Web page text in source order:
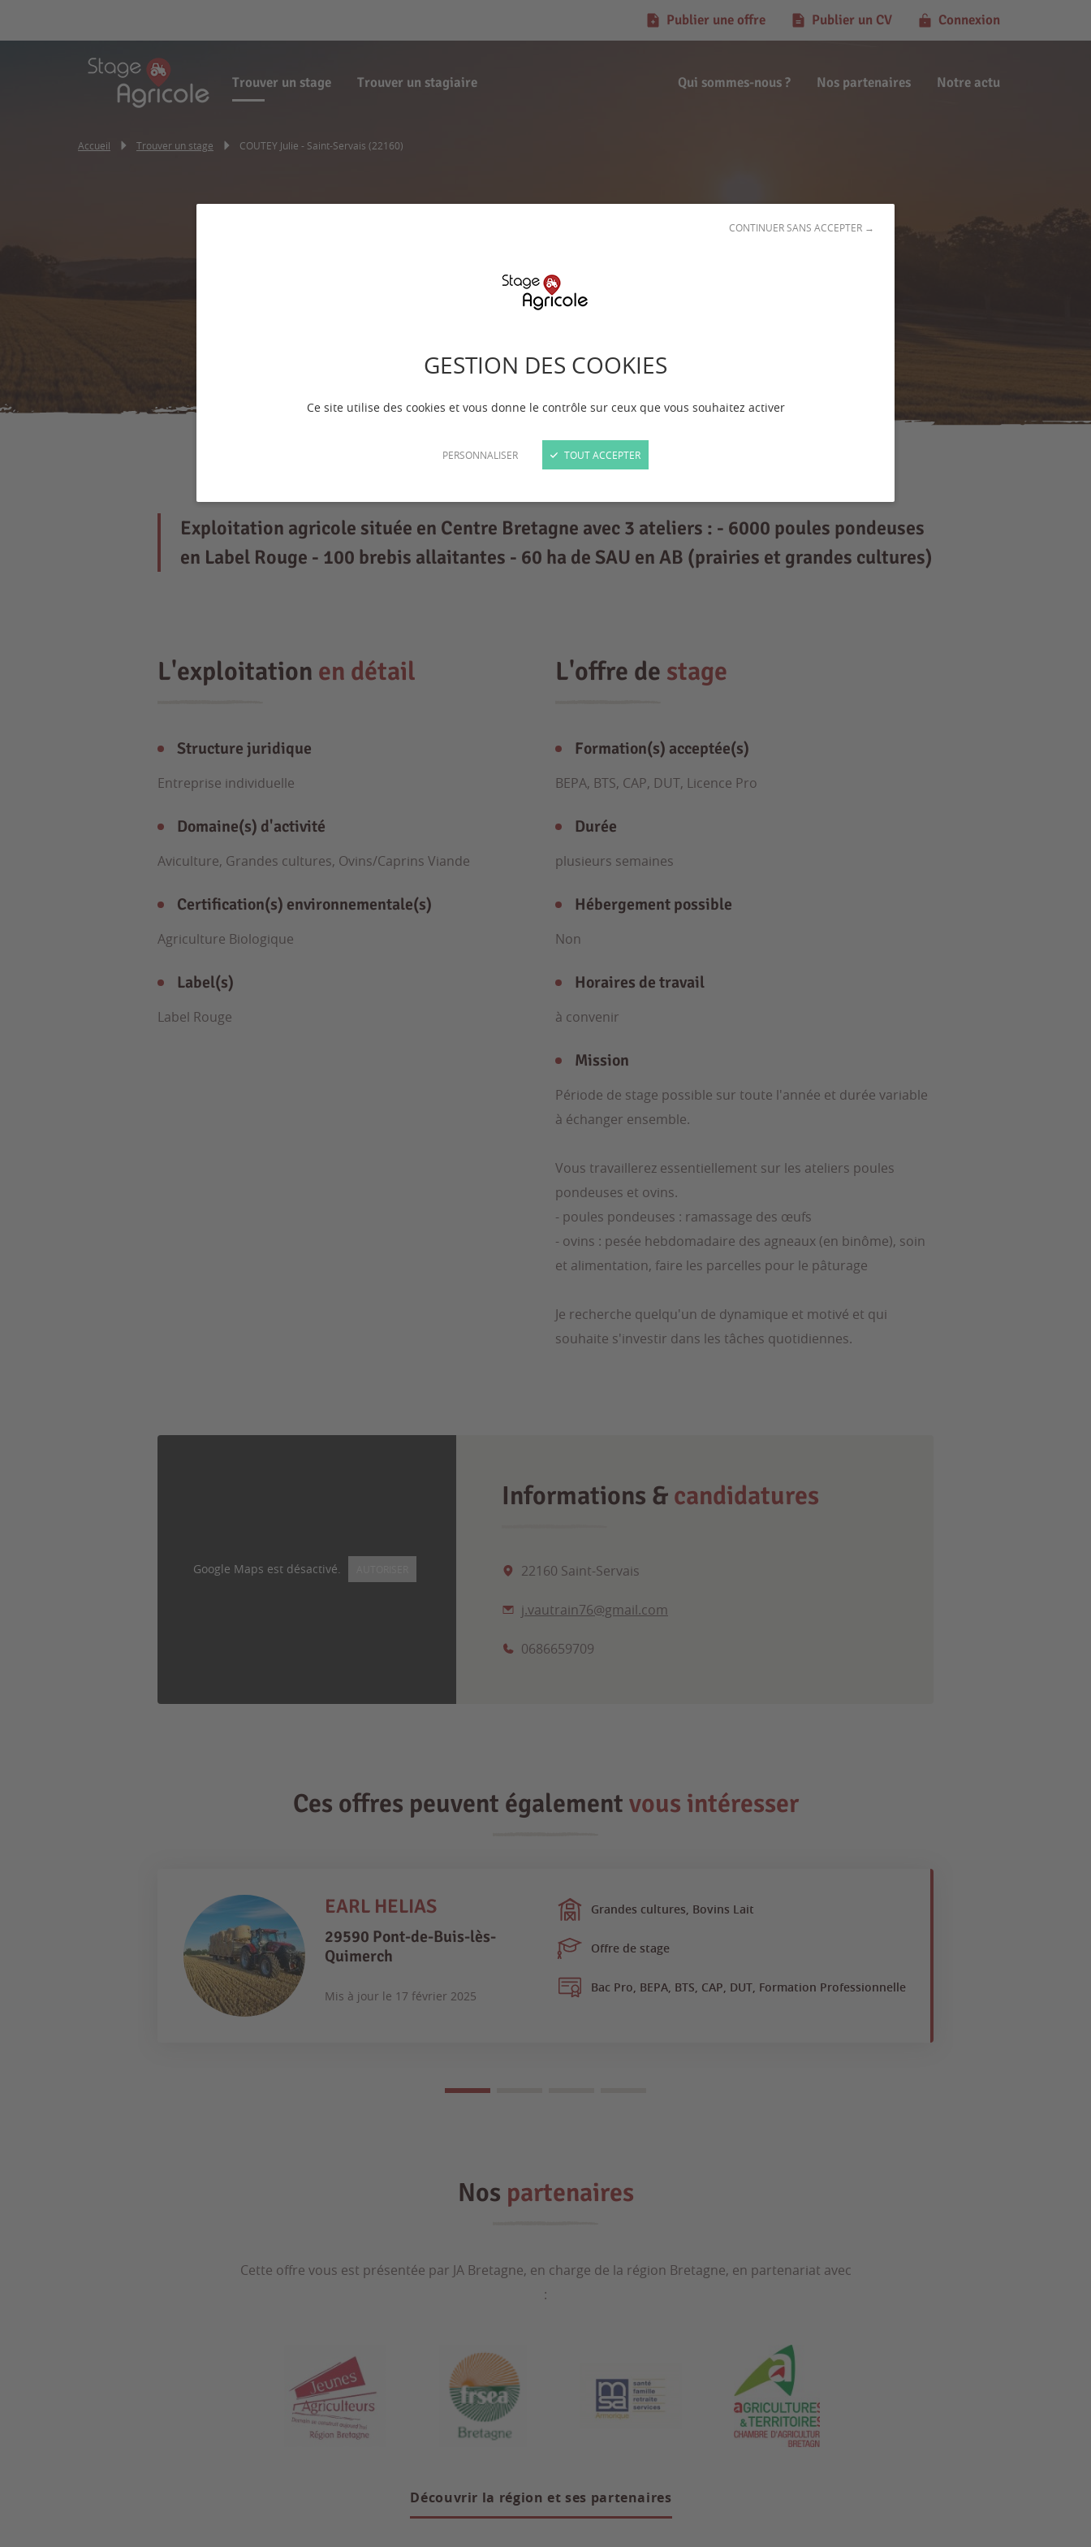
GESTION DES COOKIES
Ce site utilise des cookies et vous donne le contrôle sur ceux que vous souhaitez activer
PERSONNALISER
CONTINUER SANS ACCEPTER →
TOUT ACCEPTER
Trouver un stage Trouver un stagiaire Qui sommes-nous ? Nos partenaires Notre actu
Publier une offre Publier un CV Connexion
Accueil Trouver un stage COUTEY Julie - Saint-Servais (22160)
COUTEY Julie - Saint-Servais (22160)
Exploitation agricole située en Centre Bretagne avec 3 ateliers : - 6000 poules pondeuses
en Label Rouge - 100 brebis allaitantes - 60 ha de SAU en AB (prairies et grandes cultures)
L'exploitation en détail
Structure juridique
Entreprise individuelle
Domaine(s) d'activité
Aviculture, Grandes cultures, Ovins/Caprins Viande
Certification(s) environnementale(s)
Agriculture Biologique
Label(s)
Label Rouge
L'offre de stage
Formation(s) acceptée(s)
BEPA, BTS, CAP, DUT, Licence Pro
Durée
plusieurs semaines
Hébergement possible
Non
Horaires de travail
à convenir
Mission
Période de stage possible sur toute l'année et durée variable
à échanger ensemble.
Vous travaillerez essentiellement sur les ateliers poules
pondeuses et ovins.
- poules pondeuses : ramassage des œufs
- ovins : pesée hebdomadaire des agneaux (en binôme), soin
et alimentation, faire les parcelles pour le pâturage
Je recherche quelqu'un de dynamique et motivé et qui
souhaite s'investir dans les tâches quotidiennes.
Informations & candidatures
22160 Saint-Servais
j.vautrain76@gmail.com
0686659709
Google Maps est désactivé.
Ces offres peuvent également vous intéresser
EARL HELIAS
29590 Pont-de-Buis-lès-
Quimerch
Mis à jour le 17 février 2025
Grandes cultures, Bovins Lait
Offre de stage
Bac Pro, BEPA, BTS, CAP, DUT, Formation Professionnelle
Nos partenaires
Cette offre vous est présentée par JA Bretagne, en charge de la région Bretagne, en partenariat avec
:
Découvrir la région et ses partenaires